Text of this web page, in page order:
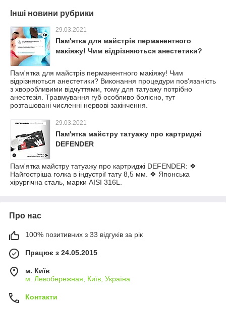
Інші новини рубрики
29.03.2021
Пам'ятка для майстрів перманентного
макіяжу! Чим відрізняються анестетики?
Пам'ятка для майстрів перманентного макіяжу! Чим
відрізняються анестетики? Виконання процедури пов'язаність
з хворобливими відчуттями, тому для татуажу потрібно
анестезія. Травмування губ особливо болісно, тут
розташовані численні нервові закінчення.
29.03.2021
Пам'ятка майстру татуажу про картриджі
DEFENDER
Пам'ятка майстру татуажу про картриджі DEFENDER: ❖
Найгостріша голка в індустрії тату 8,5 мм. ❖ Японська
хірургічна сталь, марки AISI 316L.
Про нас
100% позитивних з 33 відгуків за рік
Працює з 24.05.2015
м. Київ
м. Левобережная, Київ, Україна
Контакти